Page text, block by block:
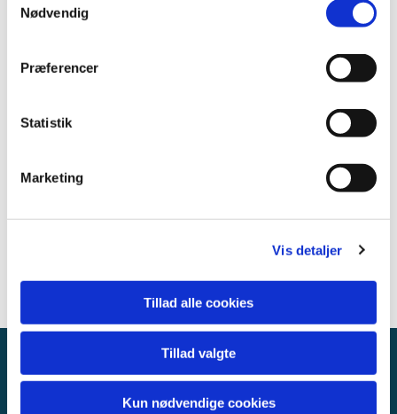
Nødvendig
Præferencer
Statistik
Marketing
Vis detaljer
Tillad alle cookies
Tillad valgte
Kun nødvendige cookies
STILLING KIRKE